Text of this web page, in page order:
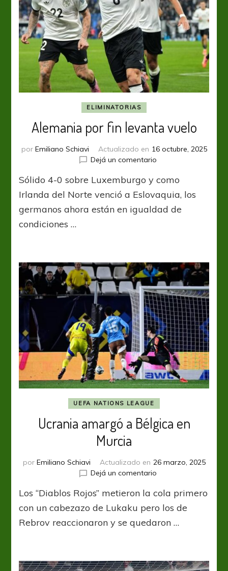
ELIMINATORIAS
Alemania por fin levanta vuelo
por Emiliano Schiavi Actualizado en 16 octubre, 2025
Dejá un comentarioen
por
levanta
vuelo
Sólido 4-0 sobre Luxemburgo y como
Irlanda del Norte venció a Eslovaquia, los
germanos ahora están en igualdad de
condiciones …
UEFA NATIONS LEAGUE
Ucrania amargó a Bélgica en
Murcia
por Emiliano Schiavi Actualizado en 26 marzo, 2025
Dejá un comentarioen
amargó
a
en
Los “Diablos Rojos” metieron la cola primero
con un cabezazo de Lukaku pero los de
Rebrov reaccionaron y se quedaron …